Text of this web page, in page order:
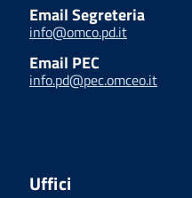
Email Segreteria
info@omco.pd.it
Email PEC
info.pd@pec.omceo.it
Uffici